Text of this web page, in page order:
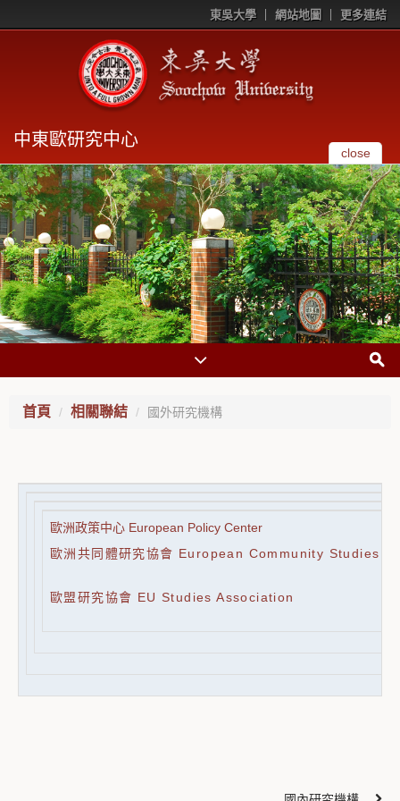
東吳大學 網站地圖 更多連結
中東歐研究中心
close
首頁 相關聯結 國外研究機構
歐洲政策中心 European Policy Center
歐洲共同體研究協會 European Community Studies
歐盟研究協會 EU Studies Association